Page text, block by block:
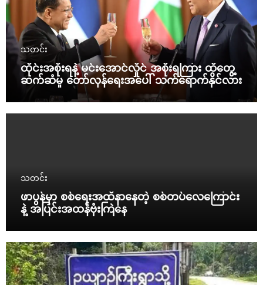
သတင်း
ထိုင်းအစိုးရနဲ့ မင်းအောင်လှိုင် အစိုးရကြား ထိတွေ့
ဆက်ဆံမှု တော်လှန်ရေးအပေါ် သက်ရောက်နိုင်လား
သတင်း
ဖာပွန်မှာ စစ်ရေးအထိနာနေတဲ့ စစ်တပ်လေကြောင်း
နဲ့ အပြင်းအထန်ဗုံးကြဲနေ